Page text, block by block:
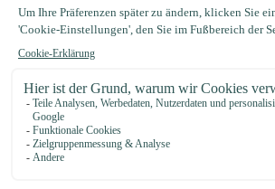
Eigenschaften
Zuletzt angesehen